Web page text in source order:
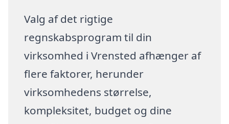
Valg af det rigtige
regnskabsprogram til din
virksomhed i Vrensted afhænger af
flere faktorer, herunder
virksomhedens størrelse,
kompleksitet, budget og dine